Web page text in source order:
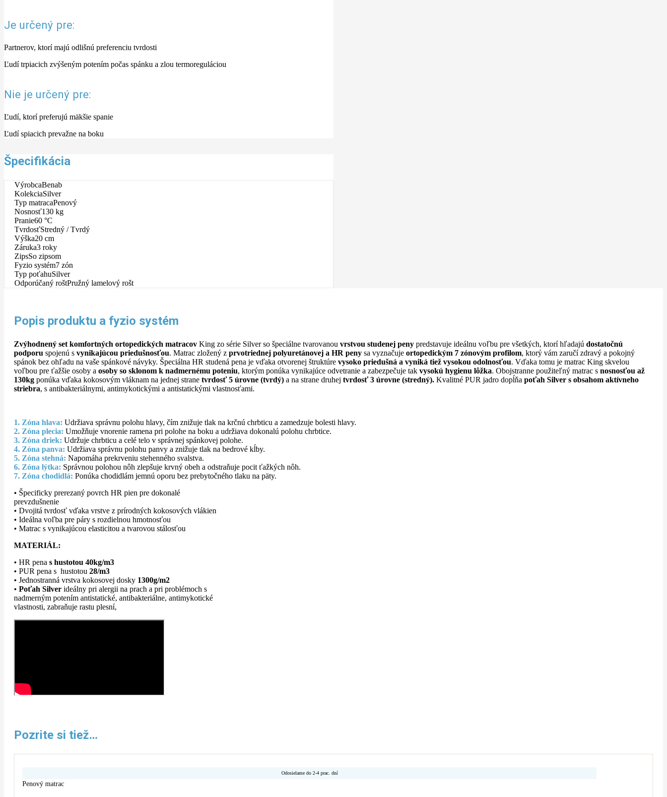
Je určený pre:
Partnerov, ktorí majú odlišnú preferenciu tvrdosti
Ľudí trpiacich zvýšeným potením počas spánku a zlou termoreguláciou
Nie je určený pre:
Ľudí, ktorí preferujú mäkšie spanie
Ľudí spiacich prevažne na boku
Špecifikácia
VýrobcaBenab
KolekciaSilver
Typ matracaPenový
Nosnosť130 kg
Pranie60 °C
TvrdosťStredný / Tvrdý
Výška20 cm
Záruka3 roky
ZipsSo zipsom
Fyzio systém7 zón
Typ poťahuSilver
Odporúčaný roštPružný lamelový rošt
Popis produktu a fyzio systém
Zvýhodnený set komfortných ortopedických matracov King zo série Silver so špeciálne tvarovanou vrstvou studenej peny predstavuje ideálnu voľbu pre všetkých, ktorí hľadajú dostatočnú
podporu spojenú s vynikajúcou priedušnosťou. Matrac zložený z prvotriednej polyuretánovej a HR peny sa vyznačuje ortopedickým 7 zónovým profilom, ktorý vám zaručí zdravý a pokojný
spánok bez ohľadu na vaše spánkové návyky. Špeciálna HR studená pena je vďaka otvorenej štruktúre vysoko priedušná a vyniká tiež vysokou odolnosťou. Vďaka tomu je matrac King skvelou
voľbou pre ťažšie osoby a osoby so sklonom k nadmernému poteniu, ktorým ponúka vynikajúce odvetranie a zabezpečuje tak vysokú hygienu lôžka. Obojstranne použiteľný matrac s nosnosťou až
130kg ponúka vďaka kokosovým vláknam na jednej strane tvrdosť 5 úrovne (tvrdý) a na strane druhej tvrdosť 3 úrovne (stredný). Kvalitné PUR jadro dopĺňa poťah Silver s obsahom aktívneho
striebra, s antibakteriálnymi, antimykotickými a antistatickými vlastnosťami.
1. Zóna hlava: Udržiava správnu polohu hlavy, čím znižuje tlak na krčnú chrbticu a zamedzuje bolesti hlavy.
2. Zóna plecia: Umožňuje vnorenie ramena pri polohe na boku a udržiava dokonalú polohu chrbtice.
3. Zóna driek: Udržuje chrbticu a celé telo v správnej spánkovej polohe.
4. Zóna panva: Udržiava správnu polohu panvy a znižuje tlak na bedrové kĺby.
5. Zóna stehná: Napomáha prekrveniu stehenného svalstva.
6. Zóna lýtka: Správnou polohou nôh zlepšuje krvný obeh a odstraňuje pocit ťažkých nôh.
7. Zóna chodidlá: Ponúka chodidlám jemnú oporu bez prebytočného tlaku na päty.
• Špecificky prerezaný povrch HR pien pre dokonalé
prevzdušnenie
• Dvojitá tvrdosť vďaka vrstve z prírodných kokosových vlákien
• Ideálna voľba pre páry s rozdielnou hmotnosťou
• Matrac s vynikajúcou elasticitou a tvarovou stálosťou
MATERIÁL:
• HR pena s hustotou 40kg/m3
• PUR pena s hustotou 28/m3
• Jednostranná vrstva kokosovej dosky 1300g/m2
• Poťah Silver ideálny pri alergii na prach a pri problémoch s
nadmerným potením antistatické, antibakteriálne, antimykotické
vlastnosti, zabraňuje rastu plesní,
Pozrite si tiež…
Odosielame do 2-4 prac. dní
Penový matrac